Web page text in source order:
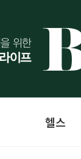
헬스